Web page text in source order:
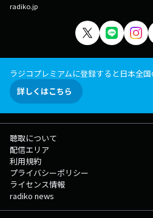
radiko.jp
ラジコプレミアムに登録すると日本全
詳しくはこちら
聴取について
配信エリア
利用規約
プライバシーポリシー
ライセンス情報
radiko news